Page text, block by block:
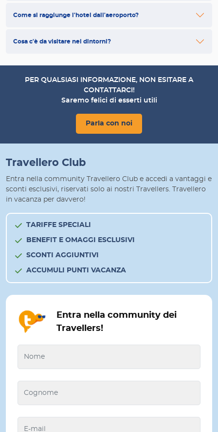
Come si raggiunge l'hotel dall'aeroporto?
Cosa c'è da visitare nei dintorni?
PER QUALSIASI INFORMAZIONE, NON ESITARE A
CONTATTARCI!
Saremo felici di esserti utili
Parla con noi
Travellero Club
Entra nella community Travellero Club e accedi a vantaggi e
sconti esclusivi, riservati solo ai nostri Travellers. Travellero
in vacanza per davvero!
TARIFFE SPECIALI
BENEFIT E OMAGGI ESCLUSIVI
SCONTI AGGIUNTIVI
ACCUMULI PUNTI VACANZA
Entra nella community dei
Travellers!